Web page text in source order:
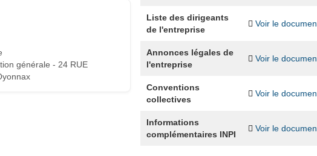
générale - 24 RUE
Liste des dirigeants
de l'entreprise
Voir le
Annonces légales de
l'entreprise
Voir le
Conventions
collectives
Voir le
Informations
complémentaires INPI
Voir le